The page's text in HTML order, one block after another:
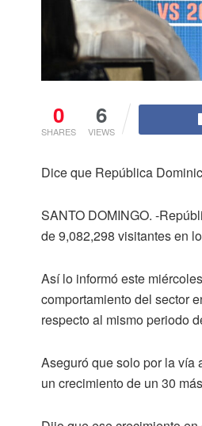
0
SHARES
6
VIEWS
Dice que República
SANTO DOMINGO. -
de 9,082,298 visitantes en
Así lo informó este
comportamiento del sector
respecto al mismo periodo
Aseguró que solo por la vía
un crecimiento de un 30